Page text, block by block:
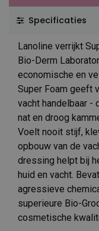
Specificaties
Lanoline verrijkt
Bio-Derm
economische en
Super Foam geeft
vacht handelbaar -
nat en droog
Voelt nooit stijf,
opbouw van de
dressing helpt bij
huid en vacht.
agressieve
superieure Bio-
cosmetische